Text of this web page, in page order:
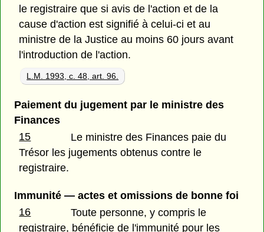
le registraire que si avis de l'action et de la
cause d'action est signifié à celui-ci et au
ministre de la Justice au moins 60 jours avant
l'introduction de l'action.
L.M. 1993, c. 48, art. 96.
Paiement du jugement par le ministre des
Finances
15
Le ministre des Finances paie du
Trésor les jugements obtenus contre le
registraire.
Immunité — actes et omissions de bonne foi
16
Toute personne, y compris le
registraire, bénéficie de l'immunité pour les